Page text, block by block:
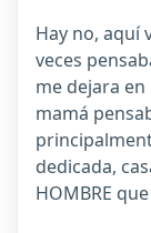
Hay no, aquí
veces
me dejara
mamá
dedicada,
HOMBRE